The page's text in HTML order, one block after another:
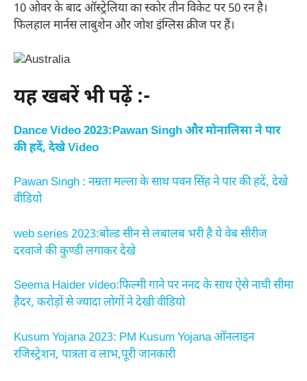
10 ओवर के बाद ऑस्ट्रेलिया का स्कोर तीन विकेट पर 50 रन है।
फिलहाल मार्नस लाबुशेन और जोश इंग्लिस क्रीज पर हैं।
यह खबरें भी पढ़ें :-
Dance Video 2023:Pawan Singh और मोनालिसा ने पार
की हदें, देखे Video
Pawan Singh : नम्रता मल्ला के साथ पवन सिंह ने पार की हदें, देखे
वीडियो
web series 2023:बोल्ड सीन से लबालब भरी है ये वेब सीरीज
दरवाजे की कुण्डी लगाकर देखे
Seema Haider video:फिल्मी गाने पर ननद के साथ ऐसे नाची सीमा
हैदर, करोड़ों से ज्यादा लोगों ने देखी वीडियो
Kusum Yojana 2023: PM Kusum Yojana ऑनलाइन
रजिस्ट्रेशन, पात्रता व लाभ,पूरी जानकारी